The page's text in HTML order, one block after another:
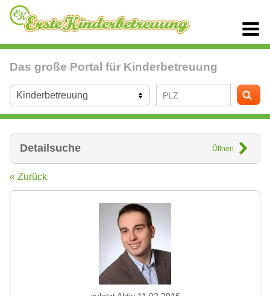
Das große Portal für Kinderbetreuung
Detailsuche Öffnen
« Zurück